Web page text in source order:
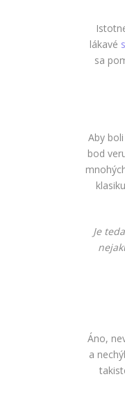
lákavé
sa
Aby
bod
Je
Áno,
a